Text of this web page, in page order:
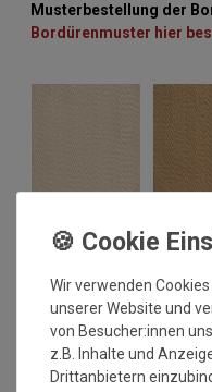
Musterbestellung der
Bordürenmuster hier
Wir verwenden
unserer Website und
von Besucher:innen
z.B. Inhalte und
Drittanbietern